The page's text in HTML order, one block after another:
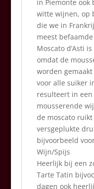
in Piemonte ook
witte wijnen, op
die we in
meest
Moscato d’Asti
omdat de
worden
voor alle suiker
resulteert in een
mousserende
de moscato
versgeplukte
bijvoorbeeld
Wijn/Spijs
Heerlijk bij een
Tarte Tatin
dagen ook